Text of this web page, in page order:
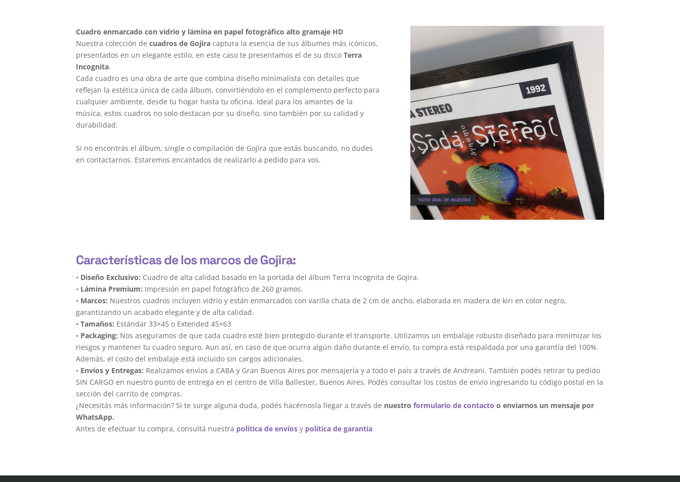
Cuadro enmarcado con vidrio y lámina en papel fotográfico alto gramaje HD
Nuestra colección decuadros de Gojira captura la esencia de sus álbumes más icónicos,
presentados en un elegante estilo, en este caso te presentamos el de su discoTerra
Incognita.
Cada cuadro es una obra de arte que combina diseño minimalista con detalles que
reflejan la estética única de cada álbum, convirtiéndolo en el complemento perfecto para
cualquier ambiente, desde tu hogar hasta tu oficina. Ideal para los amantes de la
música, estos cuadros no solo destacan por su diseño, sino también por su calidad y
durabilidad.
Si no encontrás el álbum, single o compilación de Gojira que estás buscando, no dudes
en contactarnos. Estaremos encantados de realizarlo a pedido para vos.
Características de los marcos de Gojira:
• Diseño Exclusivo: Cuadro de alta calidad basado en la portada del álbum Terra Incognita de Gojira.
• Lámina Premium: Impresión en papel fotográfico de 260 gramos.
• Marcos: Nuestros cuadros incluyen vidrio y están enmarcados con varilla chata de 2 cm de ancho, elaborada en madera de kiri en color negro,
garantizando un acabado elegante y de alta calidad.
•Tamaños: Estándar 33×45 o Extended 45×63
• Packaging: Nos aseguramos de que cada cuadro esté bien protegido durante el transporte. Utilizamos un embalaje robusto diseñado para minimizar los
riesgos y mantener tu cuadro seguro. Aun así, en caso de que ocurra algún daño durante el envío, tu compra está respaldada por una garantía del 100%.
Además, el costo del embalaje está incluido sin cargos adicionales.
• Envíos y Entregas: Realizamos envíos a CABA y Gran Buenos Aires por mensajería y a todo el país a través de Andreani. También podés retirar tu pedido
SIN CARGO en nuestro punto de entrega en el centro de Villa Ballester, Buenos Aires. Podés consultar los costos de envío ingresando tu código postal en la
sección del carrito de compras.
¿Necesitás más información? Si te surge alguna duda, podés hacérnosla llegar a través de nuestroformulario de contacto o enviarnos un mensaje por
WhatsApp.
Antes de efectuar tu compra, consultá nuestra política de envíos y política de garantía